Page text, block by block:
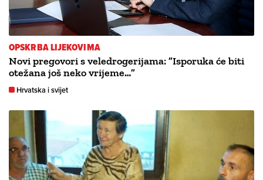
OPSKRBA LIJEKOVIMA
Novi pregovori s veledrogerijama: ”Isporuka će biti
otežana još neko vrijeme…”
Hrvatska i svijet